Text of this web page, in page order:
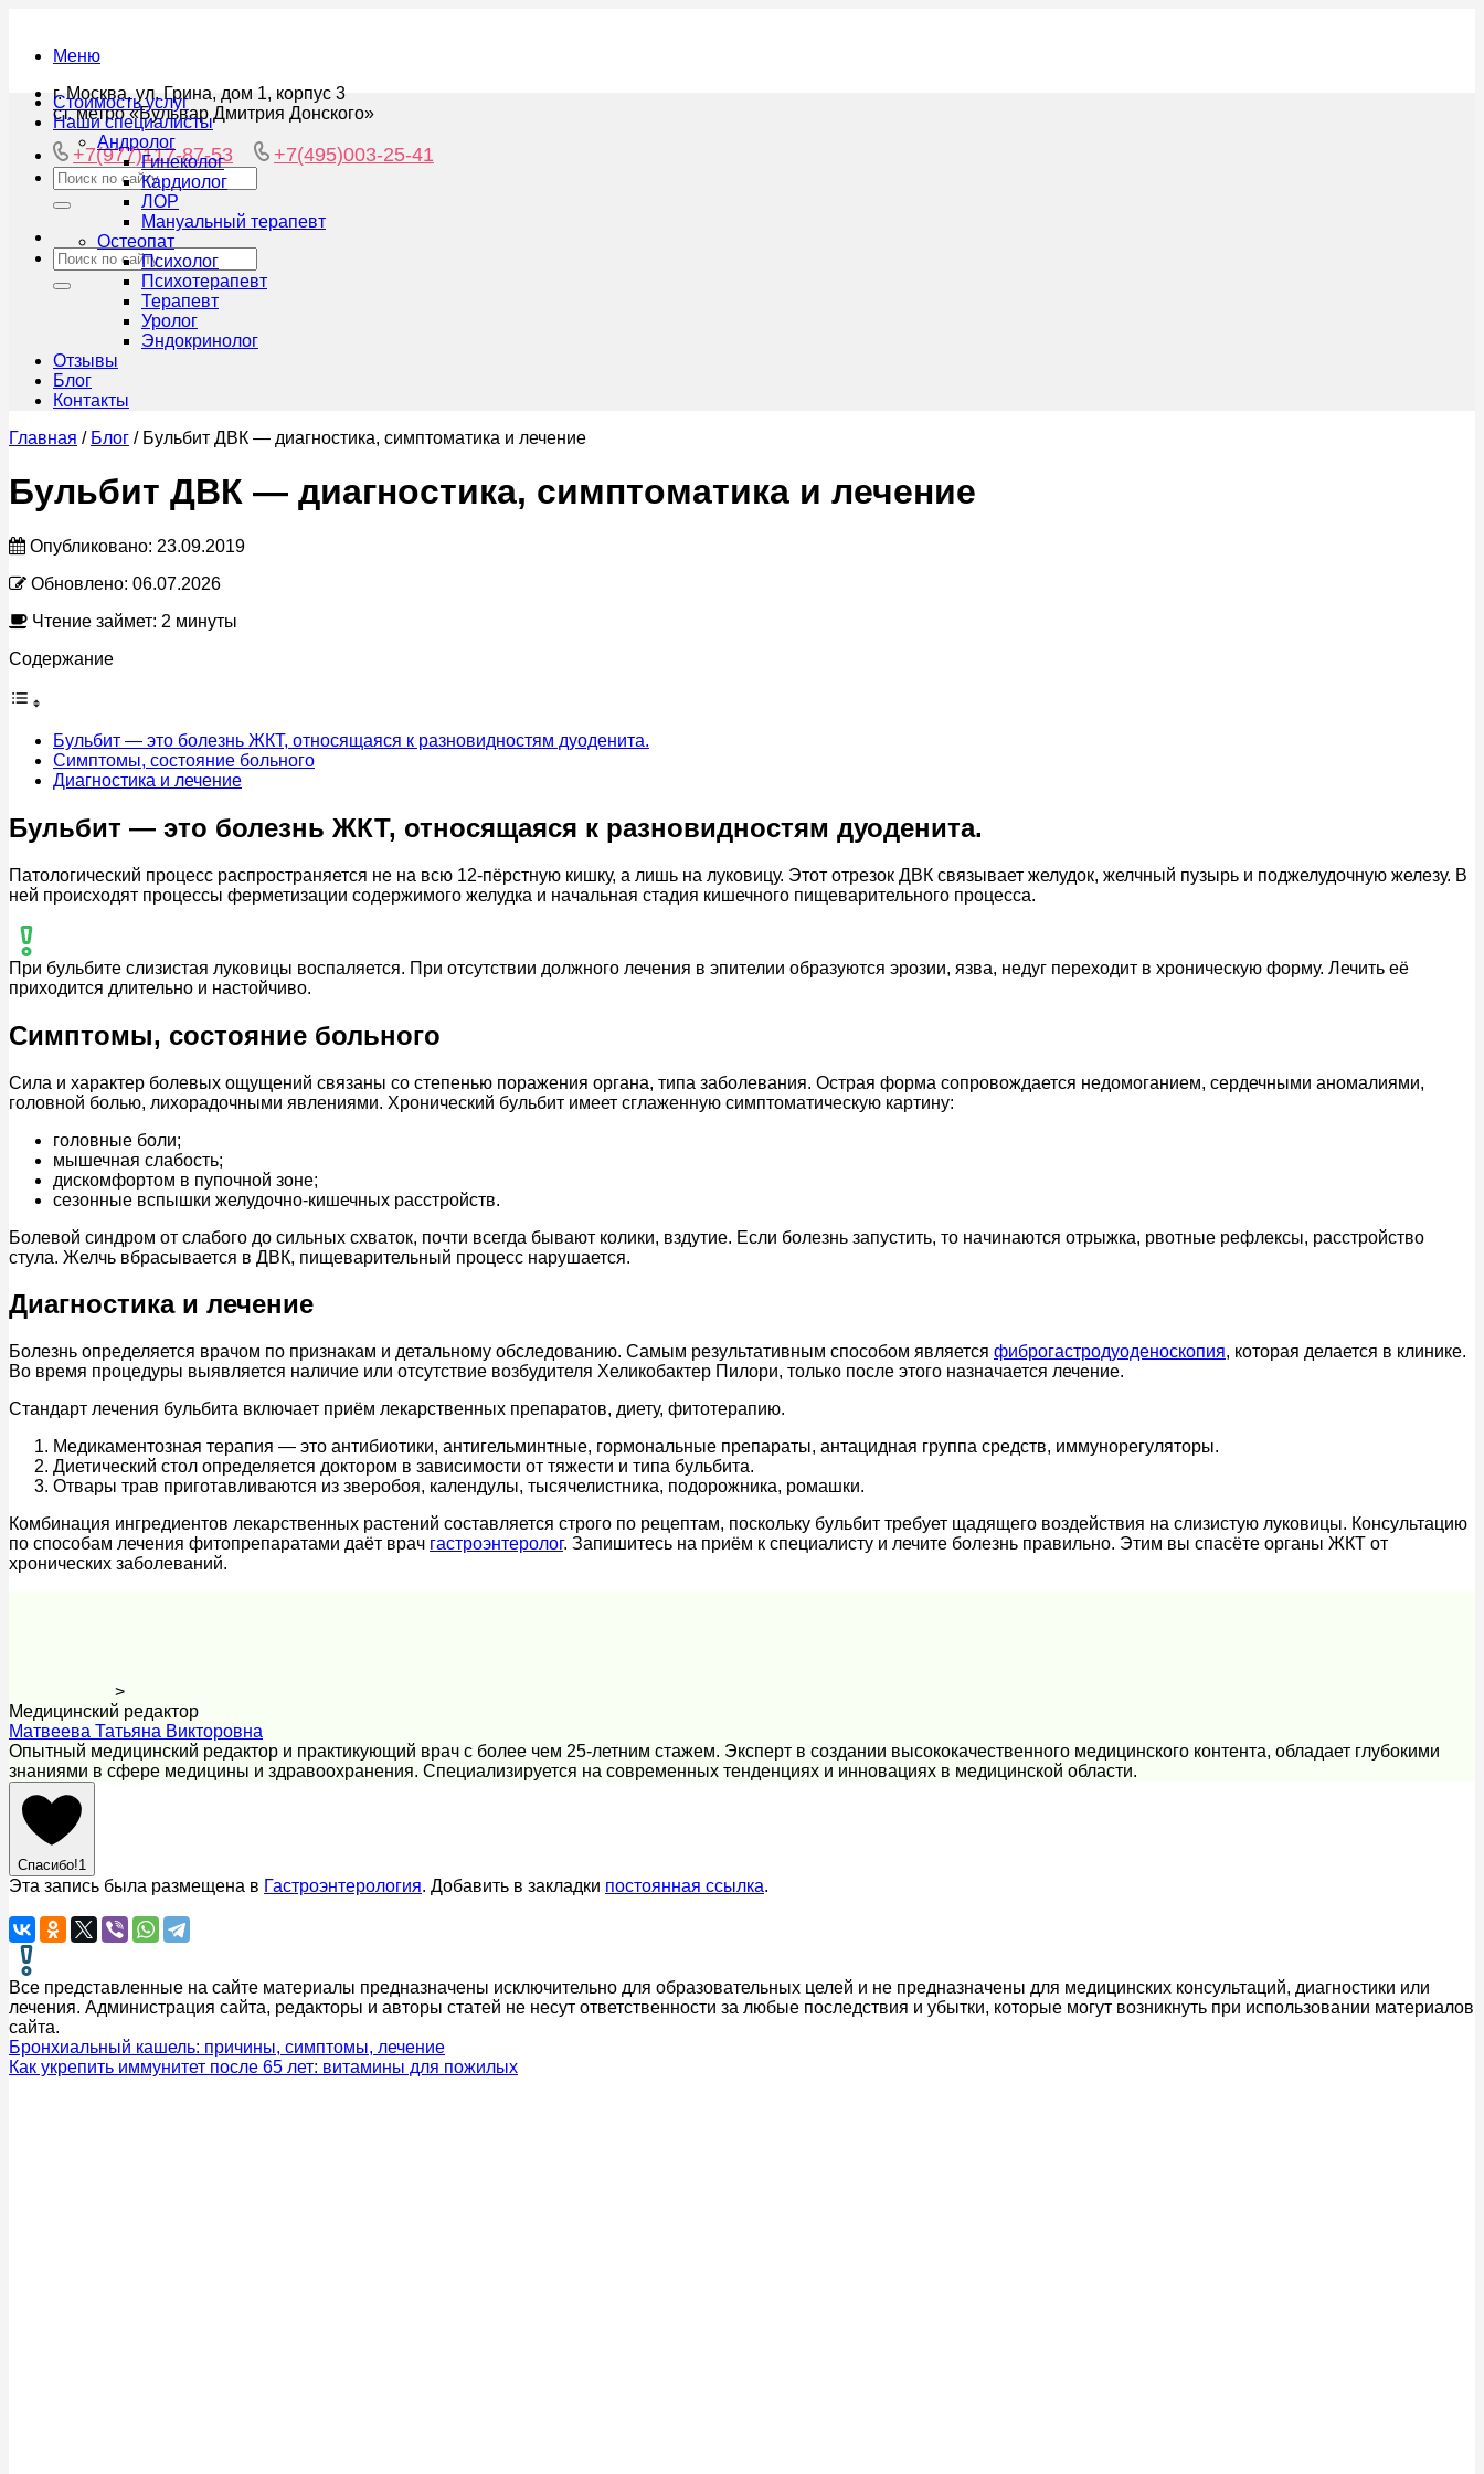
Меню
г. Москва, ул. Грина, дом 1, корпус 3
ст. метро «Бульвар Дмитрия Донского»
+7(977)117-87-53 +7(495)003-25-41
Стоимость услуг
Наши специалисты
Андролог
Гинеколог
Кардиолог
ЛОР
Мануальный терапевт
Остеопат
Психолог
Психотерапевт
Терапевт
Уролог
Эндокринолог
Отзывы
Блог
Контакты
Главная / Блог / Бульбит ДВК — диагностика, симптоматика и лечение
Бульбит ДВК — диагностика, симптоматика и лечение
Опубликовано: 23.09.2019
Обновлено: 06.07.2026
Чтение займет: 2 минуты
Содержание
Бульбит — это болезнь ЖКТ, относящаяся к разновидностям дуоденита.
Симптомы, состояние больного
Диагностика и лечение
Бульбит — это болезнь ЖКТ, относящаяся к разновидностям дуоденита.
Патологический процесс распространяется не на всю 12-пёрстную кишку, а лишь на луковицу. Этот отрезок ДВК связывает желудок, желчный пузырь и поджелудочную железу. В
ней происходят процессы ферметизации содержимого желудка и начальная стадия кишечного пищеварительного процесса.
При бульбите слизистая луковицы воспаляется. При отсутствии должного лечения в эпителии образуются эрозии, язва, недуг переходит в хроническую форму. Лечить её
приходится длительно и настойчиво.
Симптомы, состояние больного
Сила и характер болевых ощущений связаны со степенью поражения органа, типа заболевания. Острая форма сопровождается недомоганием, сердечными аномалиями,
головной болью, лихорадочными явлениями. Хронический бульбит имеет сглаженную симптоматическую картину:
головные боли;
мышечная слабость;
дискомфортом в пупочной зоне;
сезонные вспышки желудочно-кишечных расстройств.
Болевой синдром от слабого до сильных схваток, почти всегда бывают колики, вздутие. Если болезнь запустить, то начинаются отрыжка, рвотные рефлексы, расстройство
стула. Желчь вбрасывается в ДВК, пищеварительный процесс нарушается.
Диагностика и лечение
Болезнь определяется врачом по признакам и детальному обследованию. Самым результативным способом является фиброгастродуоденоскопия, которая делается в клинике.
Во время процедуры выявляется наличие или отсутствие возбудителя Хеликобактер Пилори, только после этого назначается лечение.
Стандарт лечения бульбита включает приём лекарственных препаратов, диету, фитотерапию.
Медикаментозная терапия — это антибиотики, антигельминтные, гормональные препараты, антацидная группа средств, иммунорегуляторы.
Диетический стол определяется доктором в зависимости от тяжести и типа бульбита.
Отвары трав приготавливаются из зверобоя, календулы, тысячелистника, подорожника, ромашки.
Комбинация ингредиентов лекарственных растений составляется строго по рецептам, поскольку бульбит требует щадящего воздействия на слизистую луковицы. Консультацию
по способам лечения фитопрепаратами даёт врач гастроэнтеролог. Запишитесь на приём к специалисту и лечите болезнь правильно. Этим вы спасёте органы ЖКТ от
хронических заболеваний.
>
Медицинский редактор
Матвеева Татьяна Викторовна
Опытный медицинский редактор и практикующий врач с более чем 25-летним стажем. Эксперт в создании высококачественного медицинского контента, обладает глубокими
знаниями в сфере медицины и здравоохранения. Специализируется на современных тенденциях и инновациях в медицинской области.
Спасибо!1
Эта запись была размещена в Гастроэнтерология. Добавить в закладки постоянная ссылка.
Все представленные на сайте материалы предназначены исключительно для образовательных целей и не предназначены для медицинских консультаций, диагностики или
лечения. Администрация сайта, редакторы и авторы статей не несут ответственности за любые последствия и убытки, которые могут возникнуть при использовании материалов
сайта.
Бронхиальный кашель: причины, симптомы, лечение
Как укрепить иммунитет после 65 лет: витамины для пожилых